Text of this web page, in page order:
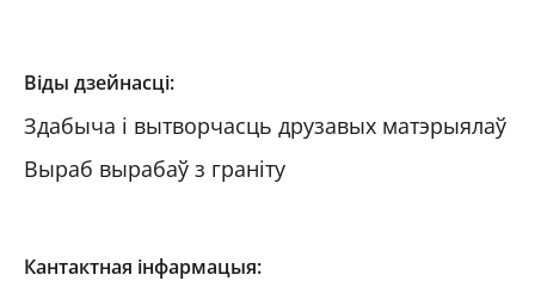
Віды дзейнасці:
Здабыча і вытворчасць друзавых матэрыялаў
Выраб вырабаў з граніту
Кантактная інфармацыя: